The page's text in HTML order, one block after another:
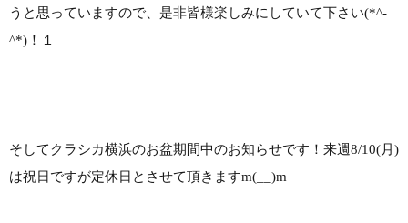
うと思っていますので、是非皆様楽しみにしていて下さい(*^-
^*)！１
そしてクラシカ横浜のお盆期間中のお知らせです！来週8/10(月)
は祝日ですが定休日とさせて頂きますm(__)m